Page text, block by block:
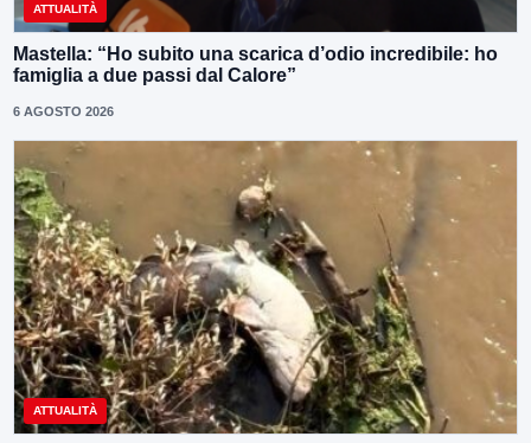
ATTUALITÀ
Mastella: “Ho subito una scarica d’odio incredibile: ho
famiglia a due passi dal Calore”
6 AGOSTO 2026
ATTUALITÀ